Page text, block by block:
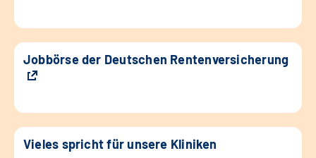
Jobbörse der Deutschen Rentenversicherung
Vieles spricht für unsere Kliniken